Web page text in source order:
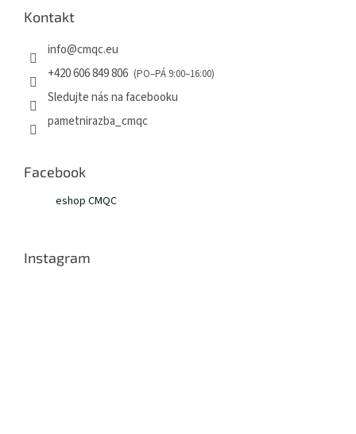
Kontakt
info@cmqc.eu
+420 606 849 806
Sledujte nás na facebooku
pametnirazba_cmqc
Facebook
eshop CMQC
Instagram